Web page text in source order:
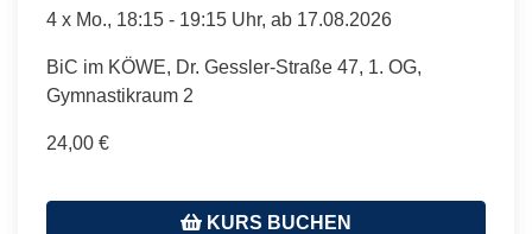
4 x Mo., 18:15 - 19:15 Uhr, ab 17.08.2026
BiC im KÖWE, Dr. Gessler-Straße 47, 1. OG,
Gymnastikraum 2
24,00 €
KURS BUCHEN